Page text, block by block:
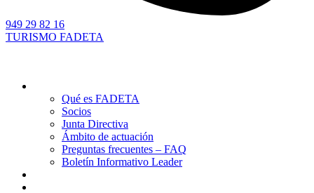
949 29 82 16
TURISMO FADETA
Qué es FADETA
Socios
Junta Directiva
Ámbito de actuación
Preguntas frecuentes – FAQ
Boletín Informativo Leader